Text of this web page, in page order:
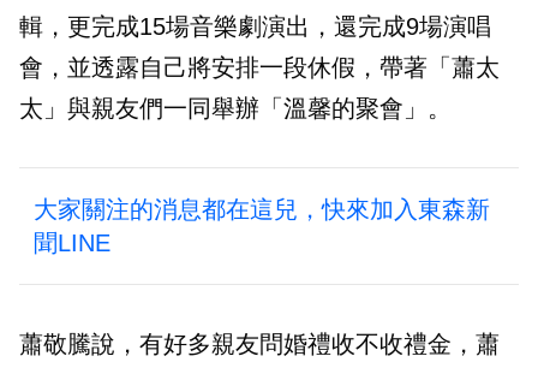
輯，更完成15場音樂劇演出，還完成9場演唱
會，並透露自己將安排一段休假，帶著「蕭太
太」與親友們一同舉辦「溫馨的聚會」。
大家關注的消息都在這兒，快來加入東森新
聞LINE
蕭敬騰說，有好多親友問婚禮收不收禮金，蕭